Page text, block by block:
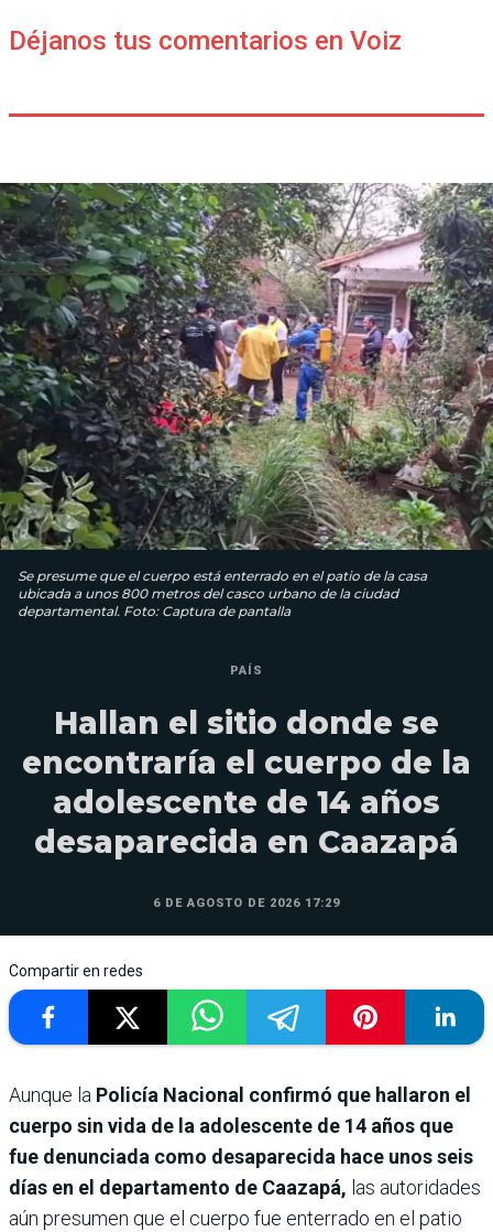
Déjanos tus comentarios en Voiz
Se presume que el cuerpo está enterrado en el patio de la casa
ubicada a unos 800 metros del casco urbano de la ciudad
departamental. Foto: Captura de pantalla
PAÍS
Hallan el sitio donde se
encontraría el cuerpo de la
adolescente de 14 años
desaparecida en Caazapá
6 DE AGOSTO DE 2026 17:29
Compartir en redes
Aunque la Policía Nacional confirmó que hallaron el
cuerpo sin vida de la adolescente de 14 años que
fue denunciada como desaparecida hace unos seis
días en el departamento de Caazapá, las autoridades
aún presumen que el cuerpo fue enterrado en el patio